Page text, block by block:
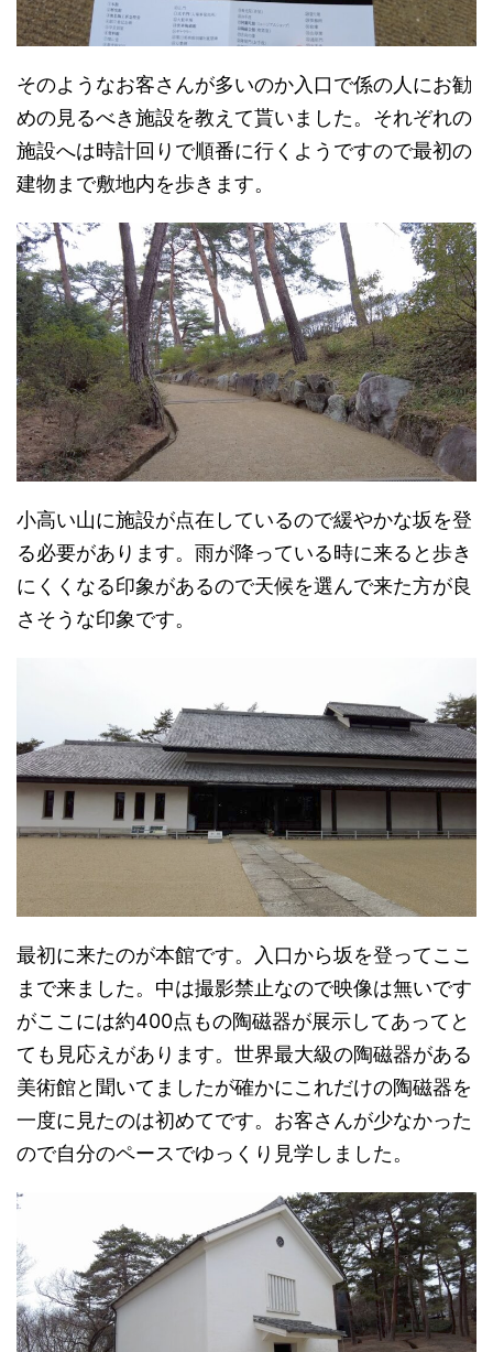
そのようなお客さんが多いのか入口で係の人にお勧
めの見るべき施設を教えて貰いました。それぞれの
施設へは時計回りで順番に行くようですので最初の
建物まで敷地内を歩きます。
小高い山に施設が点在しているので緩やかな坂を登
る必要があります。雨が降っている時に来ると歩き
にくくなる印象があるので天候を選んで来た方が良
さそうな印象です。
最初に来たのが本館です。入口から坂を登ってここ
まで来ました。中は撮影禁止なので映像は無いです
がここには約400点もの陶磁器が展示してあってと
ても見応えがあります。世界最大級の陶磁器がある
美術館と聞いてましたが確かにこれだけの陶磁器を
一度に見たのは初めてです。お客さんが少なかった
ので自分のペースでゆっくり見学しました。